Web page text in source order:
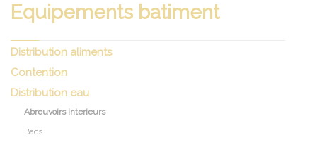
Equipements batiment
Distribution aliments
Contention
Distribution eau
Abreuvoirs interieurs
Bacs